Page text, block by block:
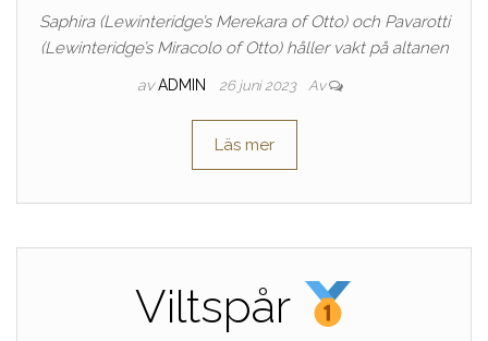
Saphira (Lewinteridge’s Merekara of Otto) och Pavarotti
(Lewinteridge’s Miracolo of Otto) håller vakt på altanen
av ADMIN 26 juni 2023 Av
Läs mer
Viltspår